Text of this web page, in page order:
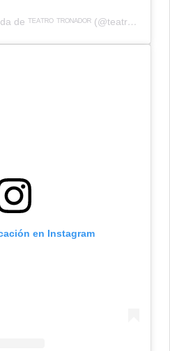
Una publicación compartida de ᵀᴱᴬᵀᴿᴼ ᵀᴿᴼᴺᴬᴰᴼᴿ (@teatrotronadormdp)
en Instagram